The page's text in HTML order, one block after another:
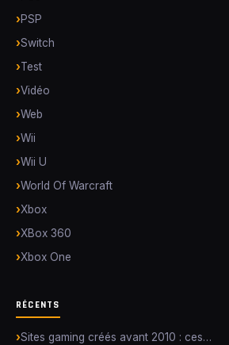
PSP
Switch
Test
Vidéo
Web
Wii
Wii U
World Of Warcraft
Xbox
XBox 360
Xbox One
RÉCENTS
Sites gaming créés avant 2010 : ces…